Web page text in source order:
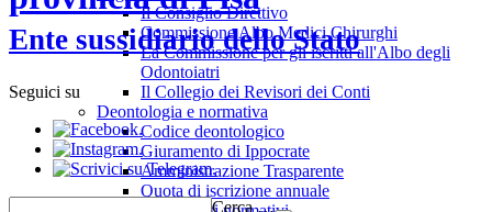
Ente sussidiario dello Stato
Seguici su
.
.
.
Cerca …
Il Consiglio Direttivo
Commissione Albo Medici Chirurghi
La Commissione per gli iscritti all'Albo degli
Odontoiatri
Il Collegio dei Revisori dei Conti
Deontologia e normativa
Codice deontologico
Giuramento di Ippocrate
Amministrazione Trasparente
Quota di iscrizione annuale